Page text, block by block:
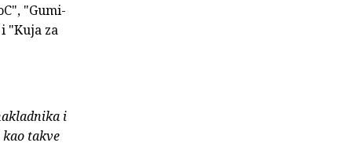
"Gumi-
"Kuja za
i
takve